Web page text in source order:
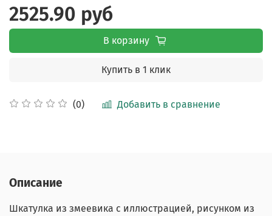
(0) Добавить в сравнение
2525.90 руб
В корзину
Купить в 1 клик
Описание
Шкатулка из змеевика с иллюстрацией, рисунком из